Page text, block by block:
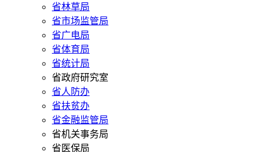
省林草局
省市场监管局
省广电局
省体育局
省统计局
省政府研究室
省人防办
省扶贫办
省金融监管局
省机关事务局
省医保局